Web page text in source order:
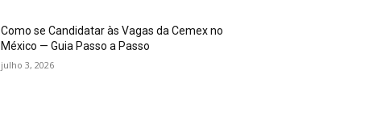
Como se Candidatar às Vagas da Cemex no
México — Guia Passo a Passo
julho 3, 2026